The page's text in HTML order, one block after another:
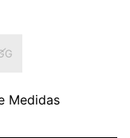
item em nossa
Medidas